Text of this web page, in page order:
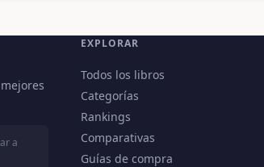
a
EXPLORAR
Todos los libros
Categorías
Rankings
Comparativas
Guías de compra